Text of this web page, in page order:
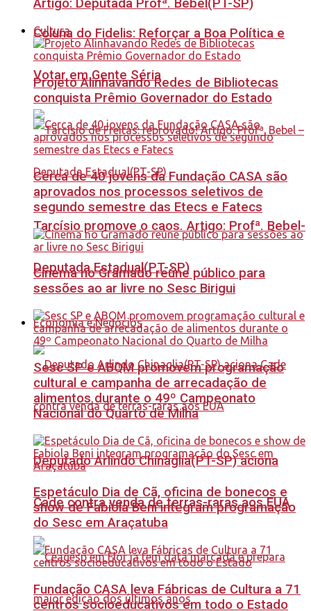
Coluna do Fidelis: Reforçar a Boa Política e
Votar em Gente Séria
Tarcísio promove o caos. Artigo: Profª. Bebel-
Deputada Estadual(PT-SP)
Economia e Negócios
Deputado Arlindo Chinaglia(PT-SP) aciona
Cade contra venda de terras-raras aos EUA
Artigo: Deputada Profª. Bebel(PT-SP)
Cultura
Projeto Alinhavando Redes de Bibliotecas
conquista Prêmio Governador do Estado
Cerca de 40 jovens da Fundação CASA são
aprovados nos processos seletivos de
segundo semestre das Etecs e Fatecs
Cinema no Gramado reúne público para
sessões ao ar livre no Sesc Birigui
Sesc SP e ABQM promovem programação
cultural e campanha de arrecadação de
alimentos durante o 49º Campeonato
Nacional do Quarto de Milha
Espetáculo Dia de Cã, oficina de bonecos e
show de Fabiola Beni integram programação
do Sesc em Araçatuba
Fundação CASA leva Fábricas de Cultura a 71
centros socioeducativos em todo o Estado